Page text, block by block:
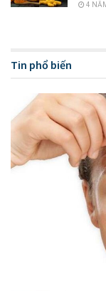
sức sống hơn.
đỏ, nhưng nếu
nhiều đâu nhé.
4
Tin phổ biến